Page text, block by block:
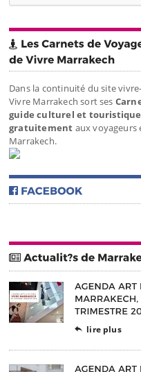
Dans la continuité du site
Vivre Marrakech sort ses
guide culturel et
gratuitement aux voyageurs
Marrakech.
 lire plus